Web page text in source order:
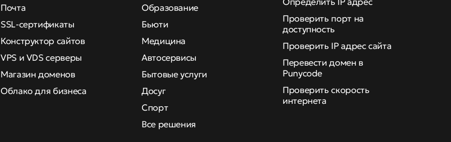
Почта
SSL-сертификаты
Конструктор сайтов
VPS и VDS серверы
Магазин доменов
Облако для бизнеса
Образование
Бьюти
Медицина
Автосервисы
Бытовые услуги
Досуг
Спорт
Все решения
Проверить порт на
доступность
Проверить IP адрес сайта
Перевести домен в
Punycode
Проверить скорость
интернета